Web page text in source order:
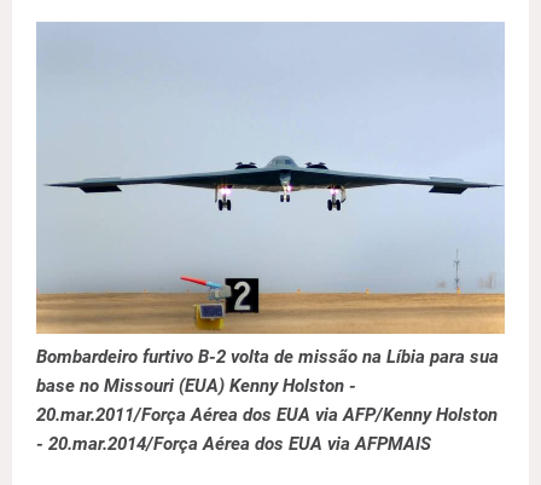
Bombardeiro furtivo B-2 volta de missão na Líbia para sua
base no Missouri (EUA) Kenny Holston -
20.mar.2011/Força Aérea dos EUA via AFP/Kenny Holston
- 20.mar.2014/Força Aérea dos EUA via AFPMAIS